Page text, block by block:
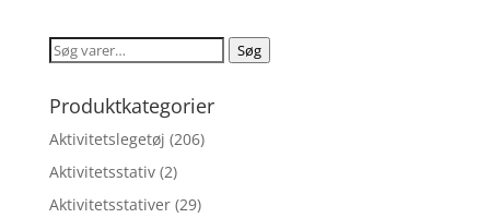
var:
kr. 129,95.
er:
kr. 103,96.
Søg
Søg
Produktkategorier
Aktivitetslegetøj (206)
Aktivitetsstativ (2)
Aktivitetsstativer (29)